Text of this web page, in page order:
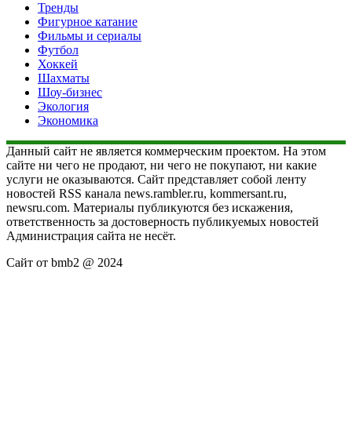
Тренды
Фигурное катание
Фильмы и сериалы
Футбол
Хоккей
Шахматы
Шоу-бизнес
Экология
Экономика
Данный сайт не является коммерческим проектом. На этом
сайте ни чего не продают, ни чего не покупают, ни какие
услуги не оказываются. Сайт представляет собой ленту
новостей RSS канала news.rambler.ru, kommersant.ru,
newsru.com. Материалы публикуются без искажения,
ответственность за достоверность публикуемых новостей
Администрация сайта не несёт.
Сайт от bmb2 @ 2024